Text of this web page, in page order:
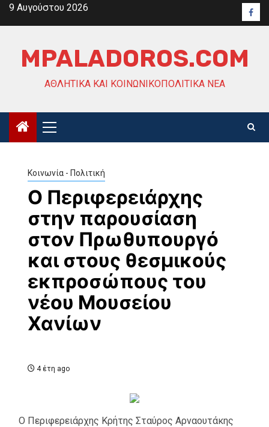
Skip9 Αυγούστου 2026
MPALADOROS.COM
ΑΘΛΗΤΙΚΆ ΚΑΙ ΚΟΙΝΩΝΙΚΟΠΟΛΙΤΙΚΆ ΝΈΑ
Primary
Menu
Κοινωνία - Πολιτική
Ο Περιφερειάρχης
στην παρουσίαση
στον Πρωθυπουργό
και στους θεσμικούς
εκπροσώπους του
νέου Μουσείου
Χανίων
4 έτη ago
Ο Περιφερειάρχης Κρήτης Σταύρος Αρναουτάκης